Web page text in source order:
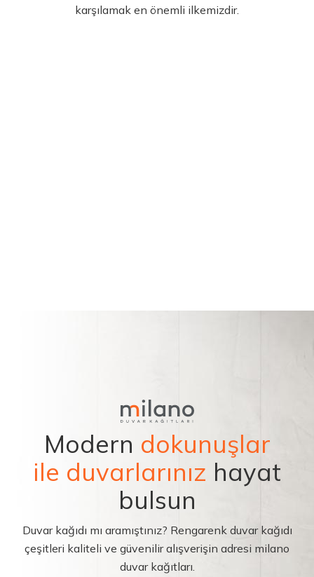
karşılamak en önemli ilkemizdir.
Modern dokunuşlar
ile duvarlarınız hayat
bulsun
Duvar kağıdı mı aramıştınız? Rengarenk duvar kağıdı
çeşitleri kaliteli ve güvenilir alışverişin adresi milano
duvar kağıtları.